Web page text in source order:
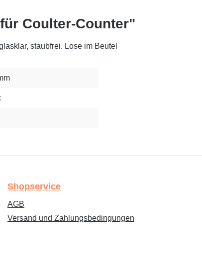
Coulter-Counter"
staubfrei. Lose im Beutel
Shopservice
AGB
Versand und Zahlungsbedingungen